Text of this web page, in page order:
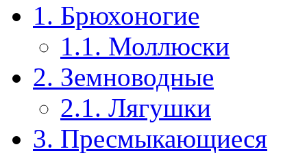
1. Брюхоногие
1.1. Моллюски
2. Земноводные
2.1. Лягушки
3. Пресмыкающиеся